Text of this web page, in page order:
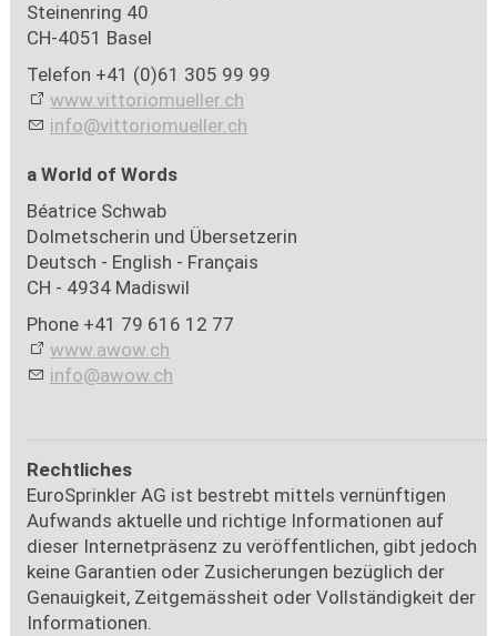
Steinenring 40
CH-4051 Basel
Telefon +41 (0)61 305 99 99
www.vittoriomueller.ch
nf
v tt r m ll r ch
a World of Words
Béatrice Schwab
Dolmetscherin und Übersetzerin
Deutsch - English - Français
CH - 4934 Madiswil
Phone +41 79 616 12 77
www.awow.ch
nf
w w ch
Rechtliches
EuroSprinkler AG ist bestrebt mittels vernünftigen
Aufwands aktuelle und richtige Informationen auf
dieser Internetpräsenz zu veröffentlichen, gibt jedoch
keine Garantien oder Zusicherungen bezüglich der
Genauigkeit, Zeitgemässheit oder Vollständigkeit der
Informationen.